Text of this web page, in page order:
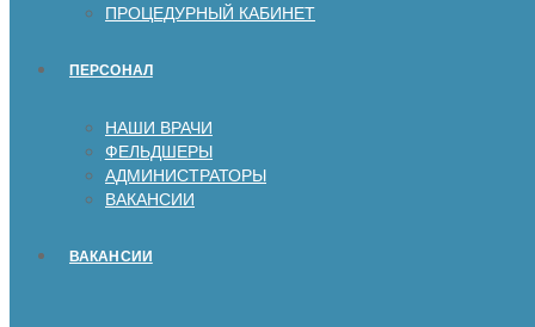
ПРОЦЕДУРНЫЙ КАБИНЕТ
ПЕРСОНАЛ
НАШИ ВРАЧИ
ФЕЛЬДШЕРЫ
АДМИНИСТРАТОРЫ
ВАКАНСИИ
ВАКАНСИИ